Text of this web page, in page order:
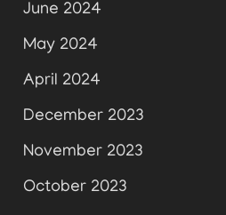
June 2024
May 2024
April 2024
December 2023
November 2023
October 2023